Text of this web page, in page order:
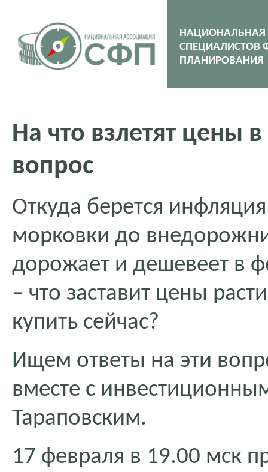
НАЦИОНАЛЬНАЯ
СПЕЦИАЛИСТОВ
ПЛАНИРОВАНИЯ
На что взлетят цены
вопрос
Откуда берется
морковки до
дорожает и дешевеет в
– что заставит цены
купить сейчас?
Ищем ответы на эти
вместе с
Тараповским.
17 февраля в 19.00 мск